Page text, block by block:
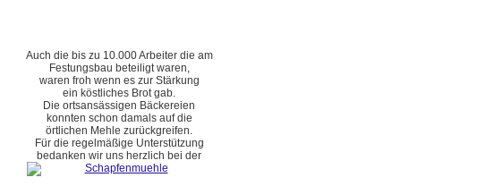
Auch die bis zu 10.000 Arbeiter die am
Festungsbau beteiligt waren,
waren froh wenn es zur Stärkung
ein köstliches Brot gab.
Die ortsansässigen Bäckereien
konnten schon damals auf die
örtlichen Mehle zurückgreifen.
Für die regelmäßige Unterstützung
bedanken wir uns herzlich bei der